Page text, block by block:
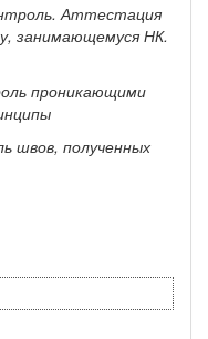
Аттестация
занимающемуся НК.
проникающими
швов, полученных